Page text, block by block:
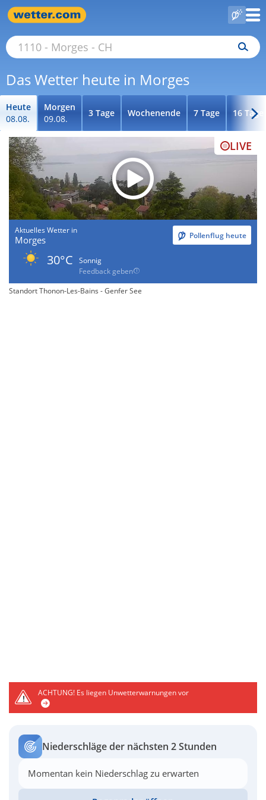
Das Wetter heute in Morges
Heute
08.08.
Morgen
09.08.
3 Tage Wochenende 7 Tage 16 Tage
LIVE
Aktuelles Wetter in
Morges Pollenflug heute
30°C
Sonnig
Feedback geben
Standort Thonon-Les-Bains - Genfer See
ACHTUNG!Es liegen Unwetterwarnungen vor
Niederschläge der nächsten 2 Stunden
Momentan kein Niederschlag zu erwarten